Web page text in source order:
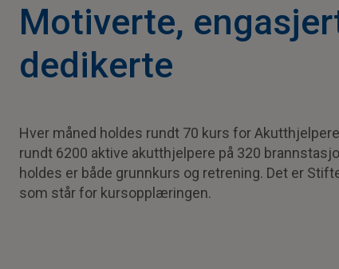
Motiverte,
dedikerte
Hver måned holdes rundt 70 kurs for
rundt 6200 aktive akutthjelpere på 320
holdes er både grunnkurs og retrening. Det er
som står for kursopplæringen.